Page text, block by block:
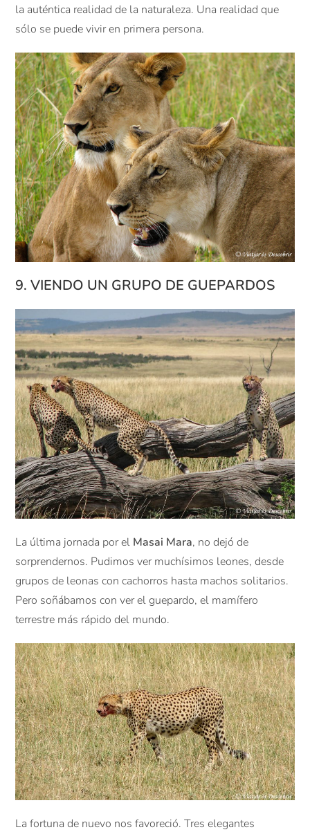
la auténtica realidad de la naturaleza. Una realidad que
sólo se puede vivir en primera persona.
9. VIENDO UN GRUPO DE GUEPARDOS
La última jornada por el Masai Mara, no dejó de
sorprendernos. Pudimos ver muchísimos leones, desde
grupos de leonas con cachorros hasta machos solitarios.
Pero soñábamos con ver el guepardo, el mamífero
terrestre más rápido del mundo.
La fortuna de nuevo nos favoreció. Tres elegantes